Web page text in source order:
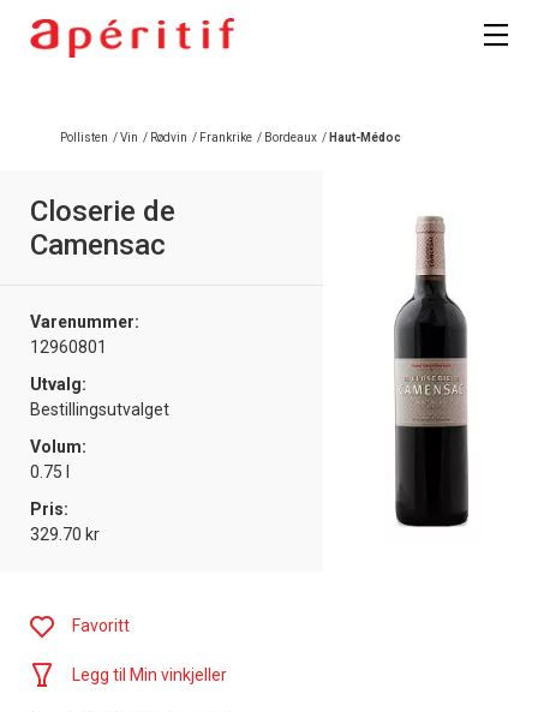
Pollisten /Vin / Rødvin / Frankrike / Bordeaux / Haut-Médoc
Closerie de
Camensac
Varenummer:
12960801
Utvalg:
Bestillingsutvalget
Volum:
0.75 l
Pris:
329.70 kr
Favoritt
Legg til Min vinkjeller